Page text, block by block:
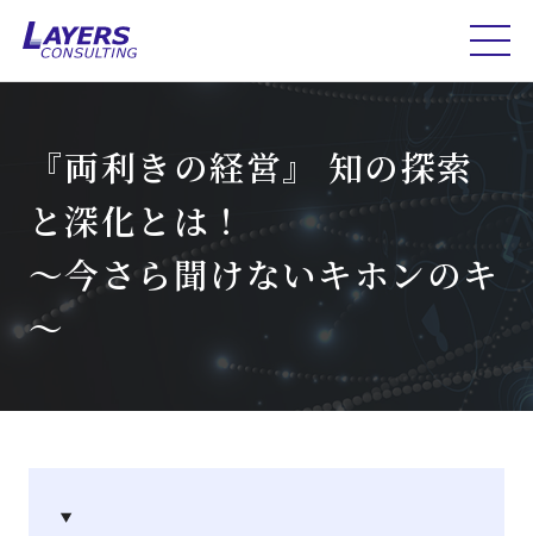
『両利きの経営』 知の探索
と深化とは！
～今さら聞けないキホンのキ
～